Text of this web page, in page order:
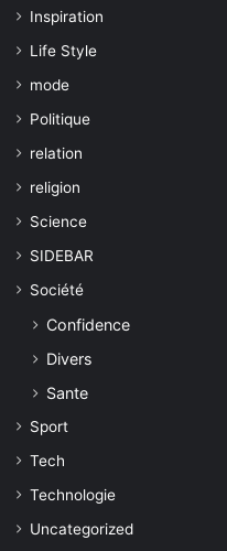
Inspiration
Life Style
mode
Politique
relation
religion
Science
SIDEBAR
Société
Confidence
Divers
Sante
Sport
Tech
Technologie
Uncategorized